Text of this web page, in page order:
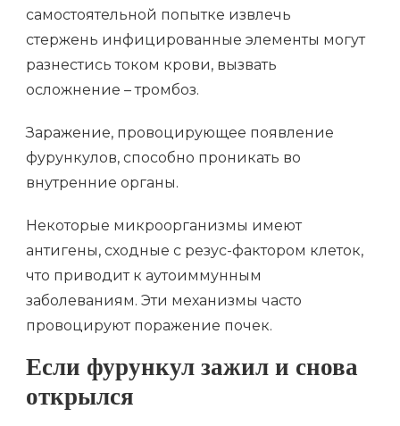
самостоятельной попытке извлечь
стержень инфицированные элементы могут
разнестись током крови, вызвать
осложнение – тромбоз.
Заражение, провоцирующее появление
фурункулов, способно проникать во
внутренние органы.
Некоторые микроорганизмы имеют
антигены, сходные с резус-фактором клеток,
что приводит к аутоиммунным
заболеваниям. Эти механизмы часто
провоцируют поражение почек.
Если фурункул зажил и снова
открылся